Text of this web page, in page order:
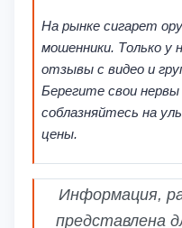
На рынке сигарет
мошенники. Только у
отзывы с видео и
Берегите свои нервы
соблазняйтесь на
цены.
Информация,
представлена